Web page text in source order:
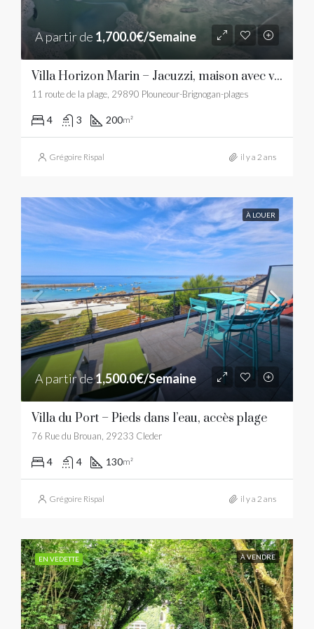
A partir de 1,700.0€/Semaine
Villa Horizon Marin – Jacuzzi, maison avec vue mer et plage de sable fin
11 route de la plage, 29890 Plouneour-Brignogan-plages
4 3 200m²
Grégoire Rispal il y a 2 ans
À LOUER
A partir de1,500.0€/Semaine
Villa du Port – Pieds dans l’eau, accès plage
76 Rue du Brouan, 29233 Cleder
4 4 130m²
Grégoire Rispal il y a 2 ans
EN VEDETTE À VENDRE